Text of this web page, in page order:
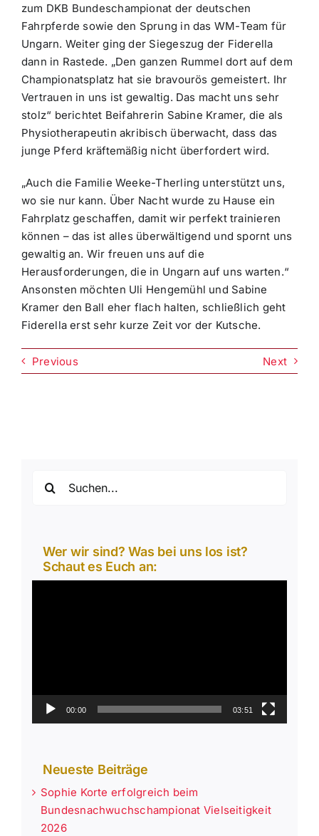
zum DKB Bundeschampionat der deutschen
Fahrpferde sowie den Sprung in das WM-Team für
Ungarn. Weiter ging der Siegeszug der Fiderella
dann in Rastede. „Den ganzen Rummel dort auf dem
Championatsplatz hat sie bravourös gemeistert. Ihr
Vertrauen in uns ist gewaltig. Das macht uns sehr
stolz“ berichtet Beifahrerin Sabine Kramer, die als
Physiotherapeutin akribisch überwacht, dass das
junge Pferd kräftemäßig nicht überfordert wird.
„Auch die Familie Weeke-Therling unterstützt uns,
wo sie nur kann. Über Nacht wurde zu Hause ein
Fahrplatz geschaffen, damit wir perfekt trainieren
können – das ist alles überwältigend und spornt uns
gewaltig an. Wir freuen uns auf die
Herausforderungen, die in Ungarn auf uns warten.“
Ansonsten möchten Uli Hengemühl und Sabine
Kramer den Ball eher flach halten, schließlich geht
Fiderella erst sehr kurze Zeit vor der Kutsche.
Previous Next
nach:
Wer wir sind? Was bei uns los ist?
Schaut es Euch an:
00:00 03:51
Neueste Beiträge
Sophie Korte erfolgreich beim
Bundesnachwuchschampionat Vielseitigkeit
2026